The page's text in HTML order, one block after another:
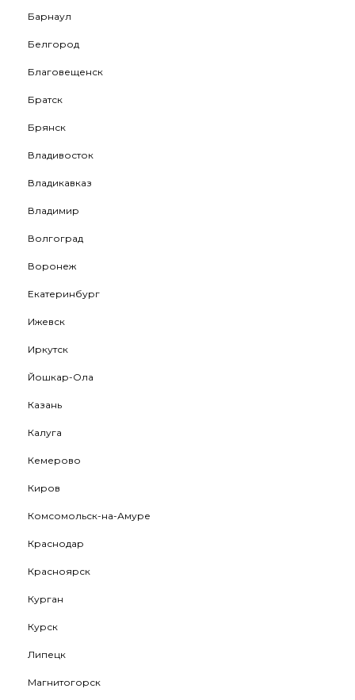
Барнаул
Белгород
Благовещенск
Братск
Брянск
Владивосток
Владикавказ
Владимир
Волгоград
Воронеж
Екатеринбург
Ижевск
Иркутск
Йошкар-Ола
Казань
Калуга
Кемерово
Киров
Комсомольск-на-Амуре
Краснодар
Красноярск
Курган
Курск
Липецк
Магнитогорск